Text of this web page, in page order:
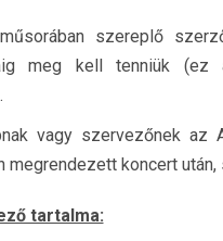
szereplő
meg kell tenniük (ez
vagy szervezőnek
megrendezett koncert
tartalma: